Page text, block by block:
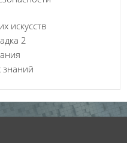
искусств
2
знаний